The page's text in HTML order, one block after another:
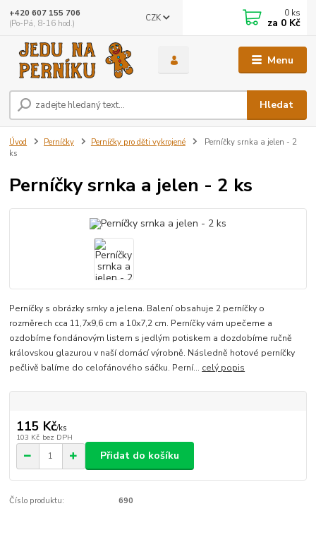
Menu
CZK
Hledat
+420 607 155 706
(Po-Pá, 8-16 hod.)
0 ks
za 0 Kč
Úvod Perníčky Perníčky pro děti vykrojené
Perníčky srnka a jelen - 2
ks
Perníčky srnka a jelen - 2 ks
Perníčky s obrázky srnky a jelena. Balení obsahuje 2 perníčky o
rozměrech cca 11,7x9,6 cm a 10x7,2 cm. Perníčky vám upečeme a
ozdobíme fondánovým listem s jedlým potiskem a dozdobíme ručně
královskou glazurou v naší domácí výrobně. Následně hotové perníčky
pečlivě balíme do celofánového sáčku. Perní... celý popis
115 Kč/ks
103 Kč bez DPH
Přidat do košíku
Číslo produktu: 690